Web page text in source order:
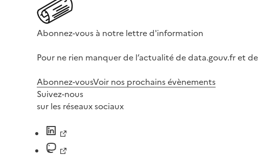
Abonnez-vous à notre lettre d'information
Pour ne rien manquer de l’actualité de data.gouv.fr et
Abonnez-vousVoir nos prochains évènements
Suivez-nous
sur les réseaux sociaux